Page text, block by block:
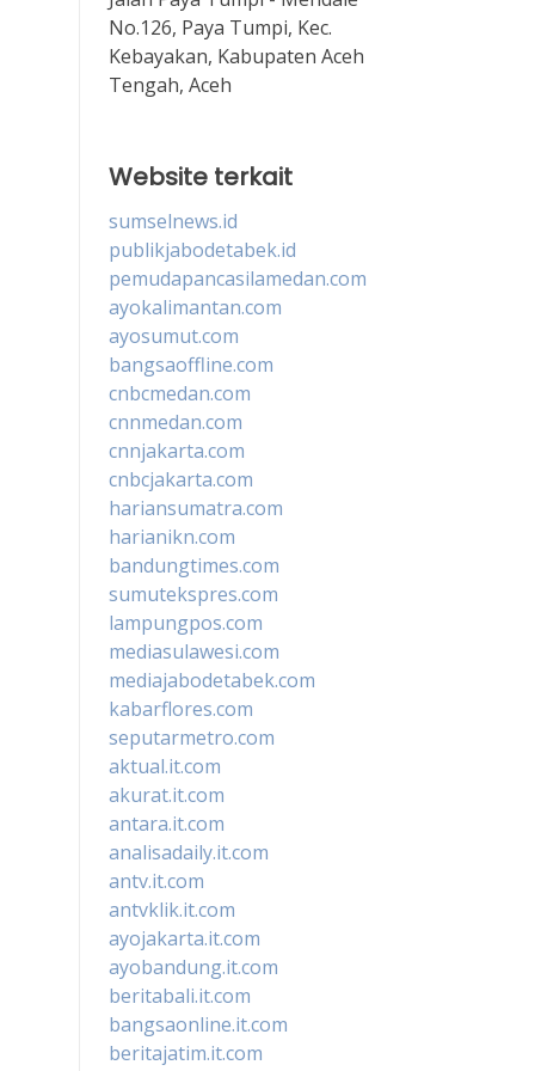
No.126, Paya Tumpi, Kec.
Kebayakan, Kabupaten Aceh
Tengah, Aceh
Website terkait
sumselnews.id
publikjabodetabek.id
pemudapancasilamedan.com
ayokalimantan.com
ayosumut.com
bangsaoffline.com
cnbcmedan.com
cnnmedan.com
cnnjakarta.com
cnbcjakarta.com
hariansumatra.com
harianikn.com
bandungtimes.com
sumutekspres.com
lampungpos.com
mediasulawesi.com
mediajabodetabek.com
kabarflores.com
seputarmetro.com
aktual.it.com
akurat.it.com
antara.it.com
analisadaily.it.com
antv.it.com
antvklik.it.com
ayojakarta.it.com
ayobandung.it.com
beritabali.it.com
bangsaonline.it.com
beritajatim.it.com